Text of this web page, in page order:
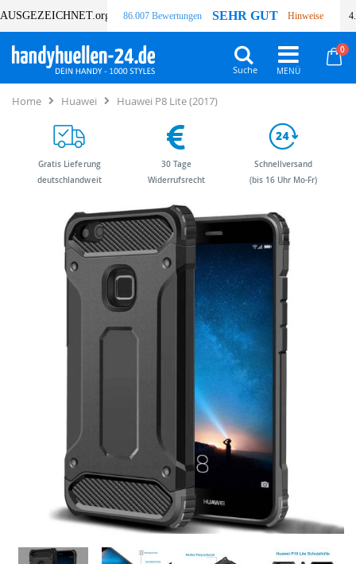
AUSGEZEICHNET.org 86.007 Bewertungen SEHR GUT Hinweise
0
Suche
Home Huawei Huawei P8 Lite (2017)
Bildergalerie
Bildergalerie
Gratis Lieferung
deutschlandweit
30 Tage
Widerrufsrecht
Schnellversand
(bis 16 Uhr Mo-Fr)